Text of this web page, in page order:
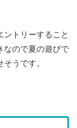
ントリーすること
なので夏の遊びで
うです。